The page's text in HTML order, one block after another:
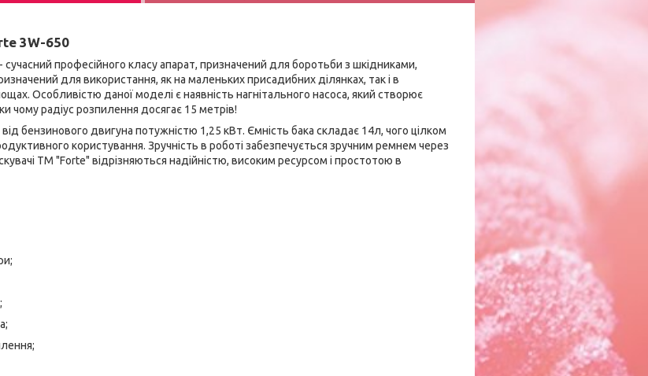
3W-650
професійного класу апарат, призначений для боротьби з шкідниками,
для використання, як на маленьких присадибних ділянках, так і в
Особливістю даної моделі є наявність нагнітального насоса, який створює
чому радіус розпилення досягає 15 метрів!
бензинового двигуна потужністю 1,25 кВт. Ємність бака складає 14л, чого цілком
користування. Зручність в роботі забезпечується зручним ремнем через
ТМ "Forte" відрізняються надійністю, високим ресурсом і простотою в